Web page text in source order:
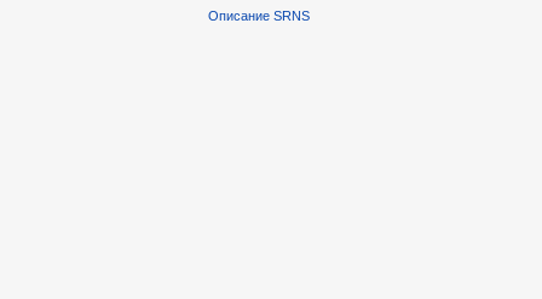
Описание SRNS